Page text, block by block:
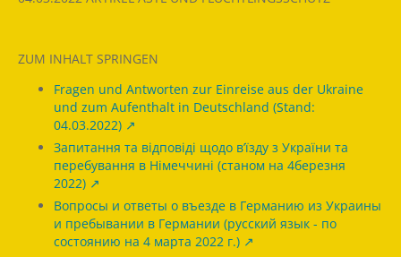
ZUM INHALT SPRINGEN
Fragen und Antworten zur Einreise aus der Ukraine
und zum Aufenthalt in Deutschland (Stand:
04.03.2022)
Запитання та відповіді щодо в’їзду з України та
перебування в Німеччині (станом на 4березня
2022)
Вопросы и ответы о въезде в Германию из Украины
и пребывании в Германии (русский язык - по
состоянию на 4 марта 2022 г.)